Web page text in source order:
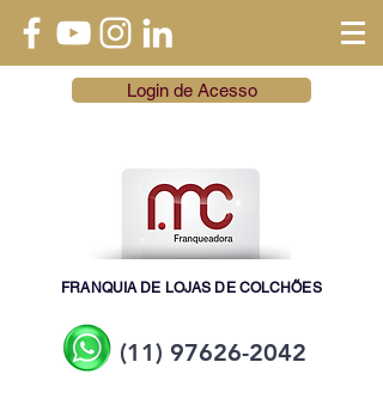
Login de Acesso
FRANQUIA DE LOJAS DE COLCHÕES
(11) 97626-2042